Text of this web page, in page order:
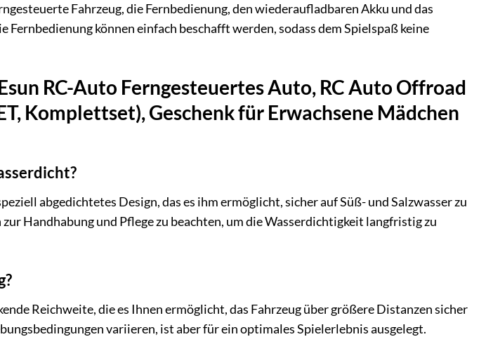
Fahrzeug, die Fernbedienung, den wiederaufladbaren Akku und das
können einfach beschafft werden, sodass dem Spielspaß keine
RC-Auto Ferngesteuertes Auto, RC Auto Offroad
Komplettset), Geschenk für Erwachsene Mädchen
abgedichtetes Design, das es ihm ermöglicht, sicher auf Süß- und Salzwasser zu
Handhabung und Pflege zu beachten, um die Wasserdichtigkeit langfristig zu
Reichweite, die es Ihnen ermöglicht, das Fahrzeug über größere Distanzen sicher
variieren, ist aber für ein optimales Spielerlebnis ausgelegt.